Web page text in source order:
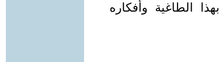
بهذا الطاغية وأفكاره